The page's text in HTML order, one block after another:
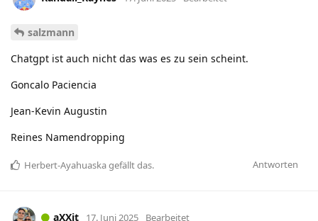
salzmann
Chatgpt ist auch nicht das was es zu sein scheint.
Goncalo Paciencia
Jean-Kevin Augustin
Reines Namendropping
Antworten
Herbert-Ayahuaskagefällt das.
aXXit 17. Juni 2025 Bearbeitet